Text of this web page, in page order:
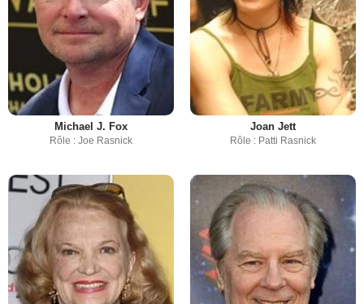
Michael J. Fox
Rôle : Joe Rasnick
Joan Jett
Rôle : Patti Rasnick